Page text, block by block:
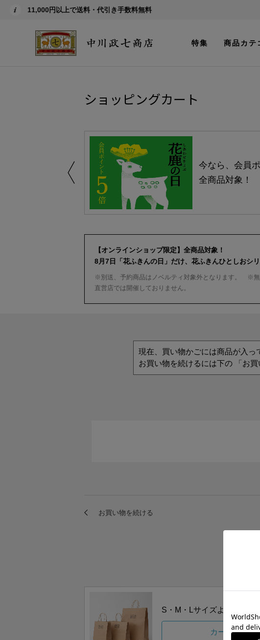
11,000円以上で送料・代引き手数料無料
特集 商品カテ
ショッピングカート
今なら、会員
全商品対象！
【オンラインショップ限定】全商品対象！
8月7日「花ふきんの日」だけ、花ふきんひとしおシ
※別送、予約商品はノベルティ対象外となります。 ※
直営店では開催しておりません。
現在、買い物かごには商品が入っ
お買い物を続けるには下の 「お
S
S・M・Lサイズより当店に
カートに入れ